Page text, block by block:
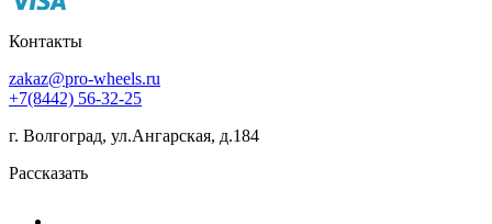
Контакты
zakaz@pro-wheels.ru
+7(8442) 56-32-25
г. Волгоград, ул.Ангарская, д.184
Рассказать